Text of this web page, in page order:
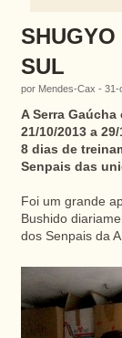
SUL
por Mendes-Cax - 31-
A Serra
21/10/2013 a
8 dias de
Senpais das
Foi um grande
Bushido
dos Senpais da